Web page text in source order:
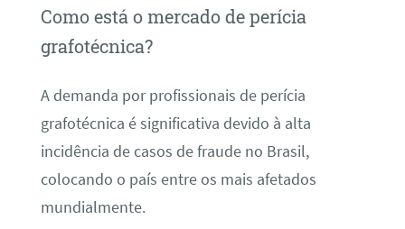
Como está o mercado de perícia
grafotécnica?
A demanda por profissionais de perícia
grafotécnica é significativa devido à alta
incidência de casos de fraude no Brasil,
colocando o país entre os mais afetados
mundialmente.